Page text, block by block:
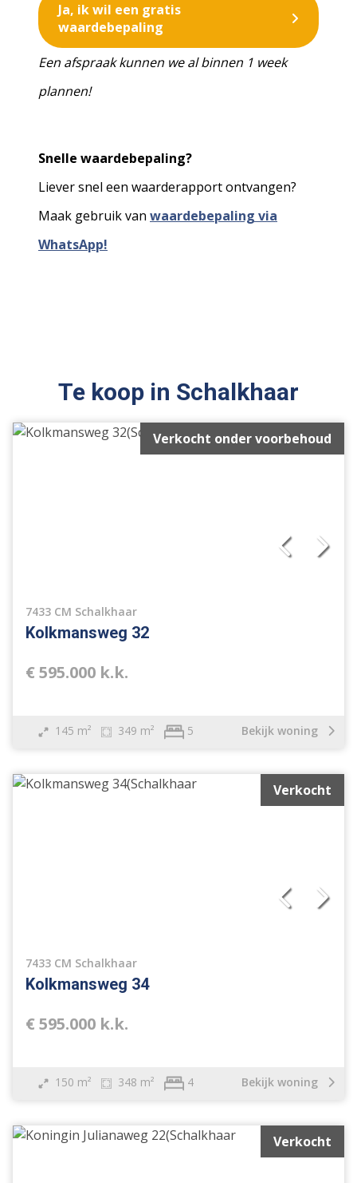
Ja, ik wil een gratis
waardebepaling
Een afspraak kunnen we al binnen 1 week
plannen!
Snelle waardebepaling?
Liever snel een waarderapport ontvangen?
Maak gebruik van waardebepaling via
WhatsApp!
Te koop in Schalkhaar
Verkocht onder voorbehoud
7433 CM Schalkhaar
Kolkmansweg 32
€ 595.000 k.k.
145 m² 349 m² 5 Bekijk woning
Verkocht
7433 CM Schalkhaar
Kolkmansweg 34
€ 595.000 k.k.
150 m² 348 m² 4 Bekijk woning
Verkocht